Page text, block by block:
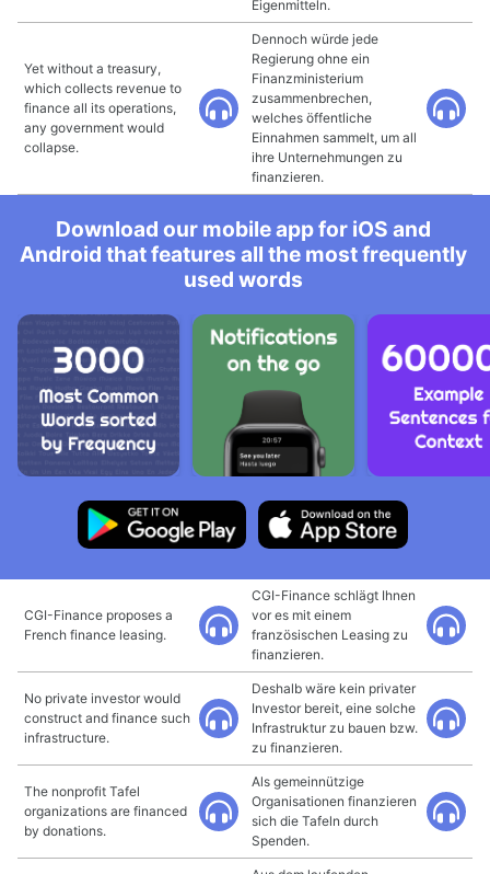
Eigenmitteln.
Yet without a treasury,
which collects revenue to
finance all its operations,
any government would
collapse.
Dennoch würde jede
Regierung ohne ein
Finanzministerium
zusammenbrechen,
welches öffentliche
Einnahmen sammelt, um all
ihre Unternehmungen zu
finanzieren.
Download our mobile app for iOS and
Android that features all the most frequently
used words
CGI-Finance proposes a
French finance leasing.
CGI-Finance schlägt Ihnen
vor es mit einem
französischen Leasing zu
finanzieren.
No private investor would
construct and finance such
infrastructure.
Deshalb wäre kein privater
Investor bereit, eine solche
Infrastruktur zu bauen bzw.
zu finanzieren.
The nonprofit Tafel
organizations are financed
by donations.
Als gemeinnützige
Organisationen finanzieren
sich die Tafeln durch
Spenden.